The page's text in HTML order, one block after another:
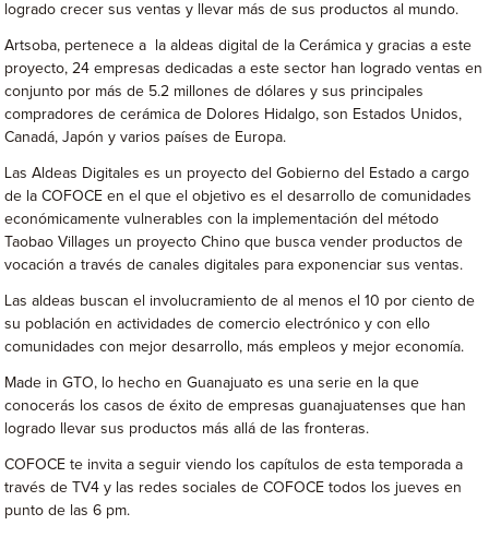
logrado crecer sus ventas y llevar más de sus productos al mundo.
Artsoba, pertenece a la aldeas digital de la Cerámica y gracias a este
proyecto, 24 empresas dedicadas a este sector han logrado ventas en
conjunto por más de 5.2 millones de dólares y sus principales
compradores de cerámica de Dolores Hidalgo, son Estados Unidos,
Canadá, Japón y varios países de Europa.
Las Aldeas Digitales es un proyecto del Gobierno del Estado a cargo
de la COFOCE en el que el objetivo es el desarrollo de comunidades
económicamente vulnerables con la implementación del método
Taobao Villages un proyecto Chino que busca vender productos de
vocación a través de canales digitales para exponenciar sus ventas.
Las aldeas buscan el involucramiento de al menos el 10 por ciento de
su población en actividades de comercio electrónico y con ello
comunidades con mejor desarrollo, más empleos y mejor economía.
Made in GTO, lo hecho en Guanajuato es una serie en la que
conocerás los casos de éxito de empresas guanajuatenses que han
logrado llevar sus productos más allá de las fronteras.
COFOCE te invita a seguir viendo los capítulos de esta temporada a
través de TV4 y las redes sociales de COFOCE todos los jueves en
punto de las 6 pm.